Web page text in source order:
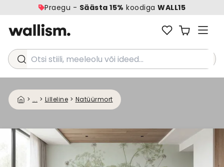
Praegu - Säästa 15% koodiga WALL15
Otsi stiili, meeleolu või ideed...
> ... > Lilleline > Natüürmort